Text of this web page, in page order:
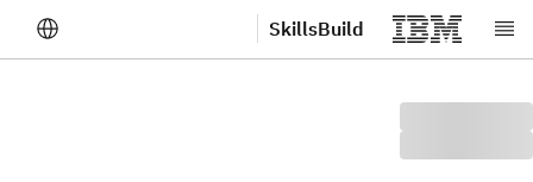
דלג לתוכן הראשי SkillsBuild